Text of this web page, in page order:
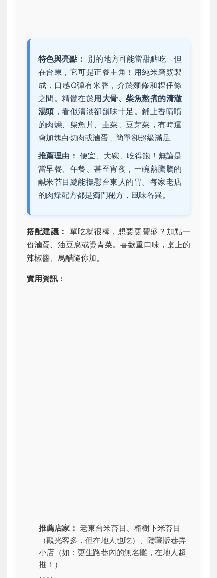
特色與亮點：
別的地方可能當甜點吃，但
在台東，它可是正餐主角！用純米磨漿製
成，口感Q彈有米香，介於麵條和粿仔條
之間。精髓在於用大骨、柴魚熬煮的清澈
湯頭 ，看似清淡卻韻味十足。鋪上香噴噴
的肉燥、柴魚片、韭菜、豆芽菜，有時還
會加塊白切肉或滷蛋，簡單卻超級滿足。
推薦理由： 便宜、大碗、吃得飽！無論是
當早餐、午餐、甚至宵夜，一碗熱騰騰的
鹹米苔目總能撫慰台東人的胃。每家老店
的肉燥配方都是獨門秘方，風味各異。
搭配建議： 單吃就很棒，想要更豐盛？加點一
份滷蛋、油豆腐或燙青菜。喜歡重口味，桌上的
辣椒醬、烏醋隨你加。
實用資訊：
推薦店家： 老東台米苔目、榕樹下米苔目
（觀光客多，但在地人也吃）、隱藏版巷弄
小店（如：更生路巷內的無名攤，在地人超
推！）